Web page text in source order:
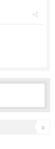
0